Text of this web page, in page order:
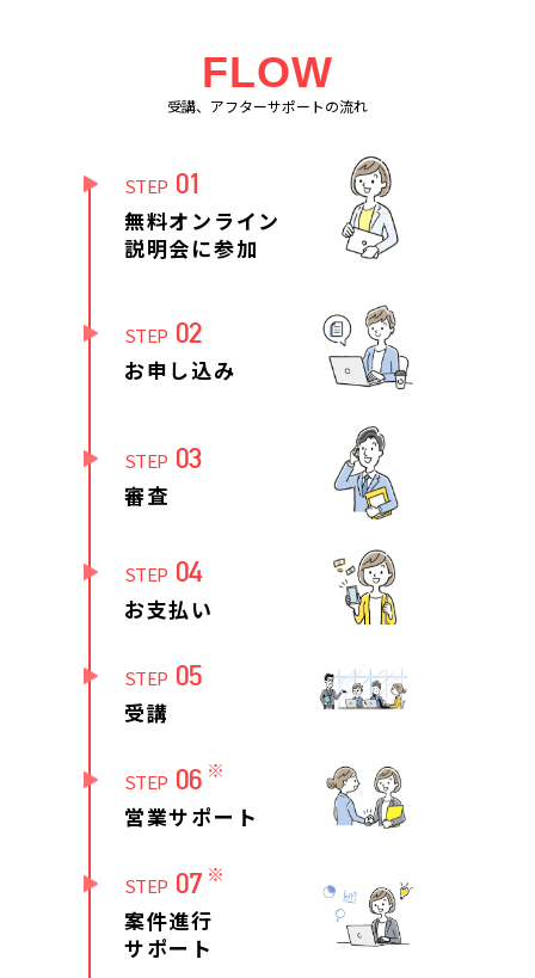
FLOW
受講、アフターサポートの流れ
STEP 01
無料オンライン
説明会に参加
STEP 02
お申し込み
STEP 03
審査
STEP 04
お支払い
STEP 05
受講
STEP 06 ※
営業サポート
STEP 07 ※
案件進行
サポート